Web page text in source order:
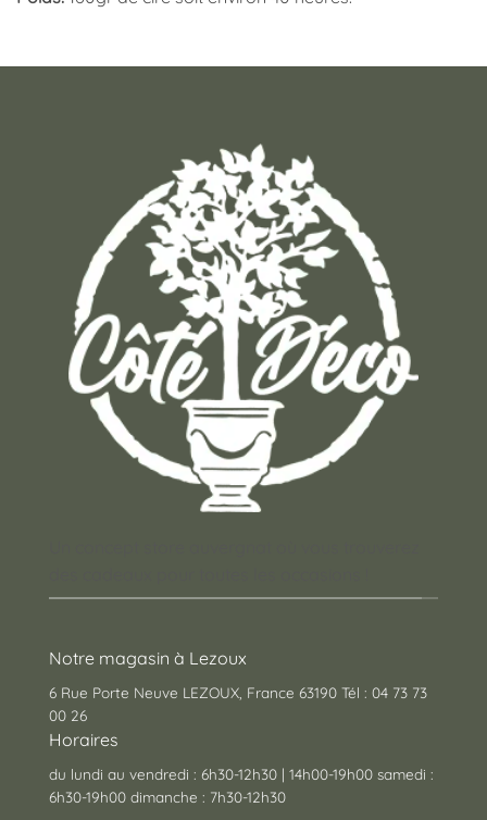
Notre magasin à Lezoux
6 Rue Porte Neuve LEZOUX, France 63190 Tél : 04 73 73
00 26
Horaires
du lundi au vendredi : 6h30-12h30 | 14h00-19h00 samedi :
6h30-19h00 dimanche : 7h30-12h30